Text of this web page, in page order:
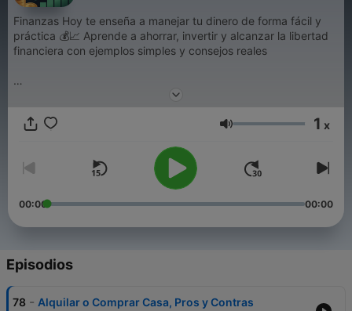
Finanzas Hoy te enseña a manejar tu dinero de forma fácil y
práctica 💰📈 Aprende a ahorrar, invertir y alcanzar la libertad
financiera con ejemplos simples y consejos reales
#finanzas #dinero #ahorro #invertir #bolsa #economia
#negocios #empleo #salario #banco #tarjeta #cripto #etf
Conviértete en un supporter de este podcast:
https://www.spreaker.com/podcast/finanzas-hoy-
-6771602/support.
Volumen 1 x
00:00 00:00
Episodios
78 - Alquilar o Comprar Casa, Pros y Contras